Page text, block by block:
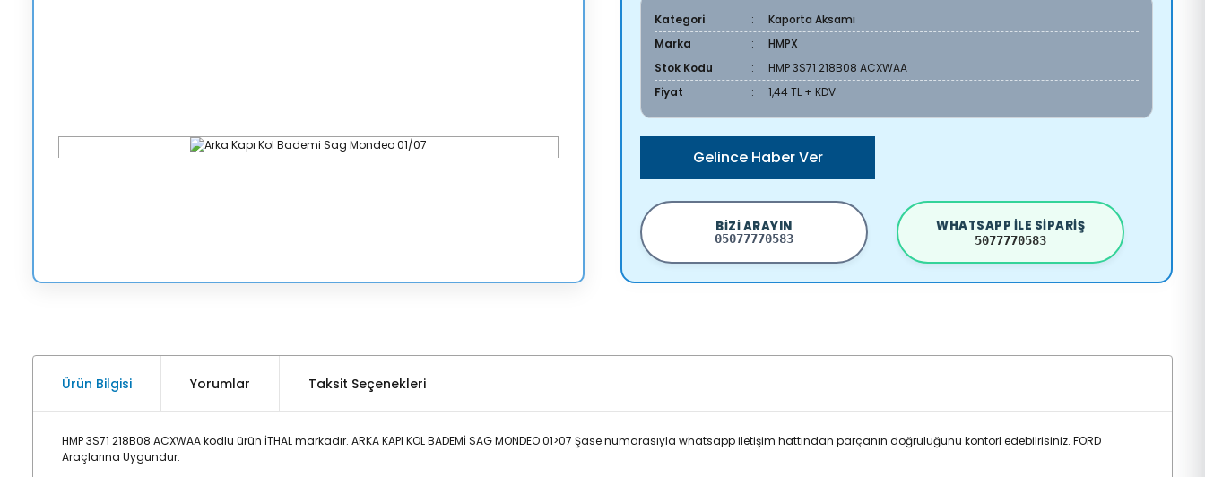
Kategori
Kaporta Aksamı
Marka
HMPX
Stok Kodu
HMP 3S71 218B08 ACXWAA
Fiyat
1,44 TL + KDV
Gelince Haber Ver
BIZI ARAYIN
05077770583
WHATSAPP ILE SIPARIŞ
5077770583
Ürün Bilgisi Yorumlar Taksit Seçenekleri
HMP 3S71 218B08 ACXWAA kodlu ürün İTHAL markadır. ARKA KAPI KOL BADEMİ SAG MONDEO 01>07 Şase numarasıyla whatsapp iletişim hattından parçanın doğruluğunu kontorl edebilrisiniz. FORD
Araçlarına Uygundur.